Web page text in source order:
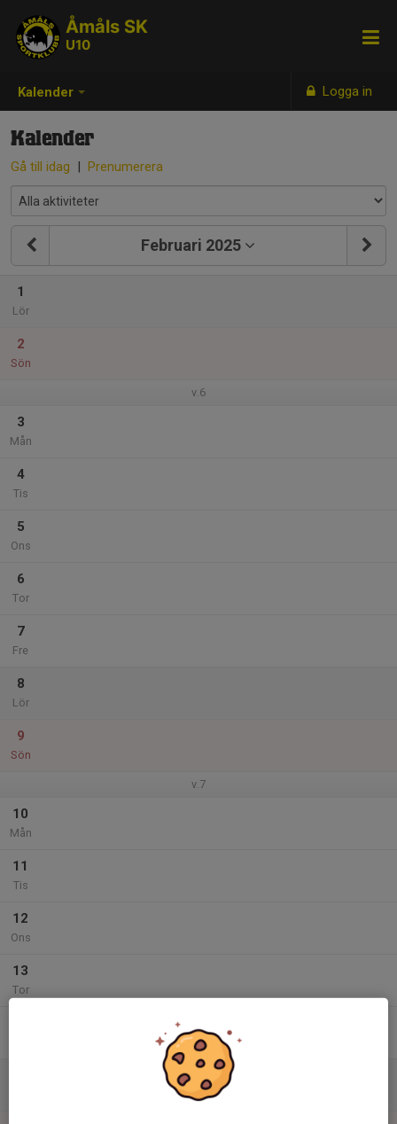
Kalender Logga in
Åmåls SK
U10
Kalender
Gå till idag | Prenumerera
Februari 2025
1
Lör
2
Sön
v.6
3
Mån
4
Tis
5
Ons
6
Tor
7
Fre
8
Lör
9
Sön
v.7
10
Mån
11
Tis
12
Ons
13
Tor